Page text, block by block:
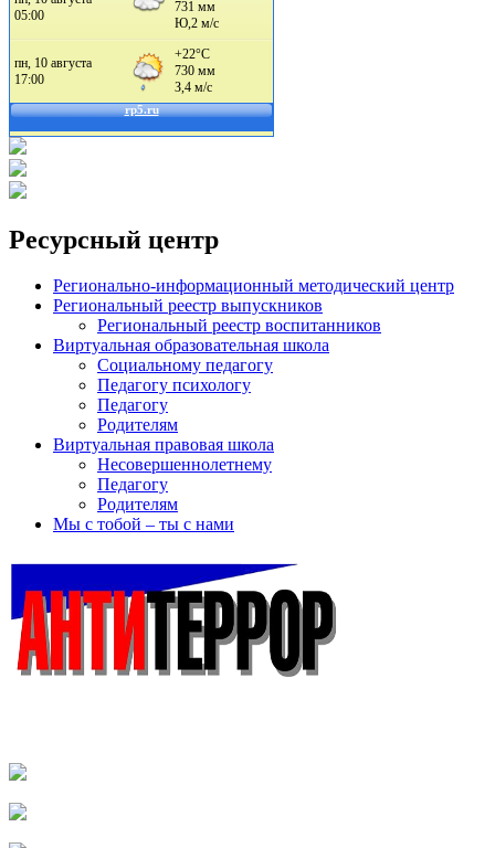
Ресурсный центр
Регионально-информационный методический центр
Региональный реестр выпускников
Региональный реестр воспитанников
Виртуальная образовательная школа
Социальному педагогу
Педагогу психологу
Педагогу
Родителям
Виртуальная правовая школа
Несовершеннолетнему
Педагогу
Родителям
Мы с тобой – ты с нами